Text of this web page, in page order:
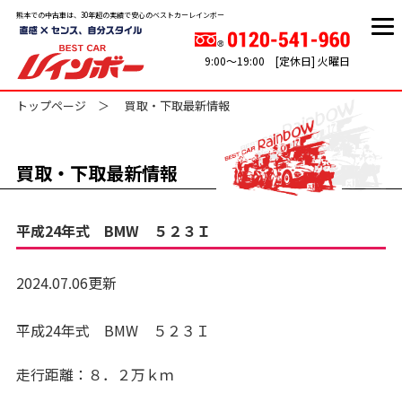
熊本での中古車は、30年超の実績で安心のベストカーレインボー
9:00～19:00 [定休日] 火曜日
トップページ 買取・下取最新情報
買取・下取最新情報
平成24年式 BMW ５２３Ｉ
2024.07.06更新
平成24年式 BMW ５２３Ｉ
走行距離：８．２万ｋｍ